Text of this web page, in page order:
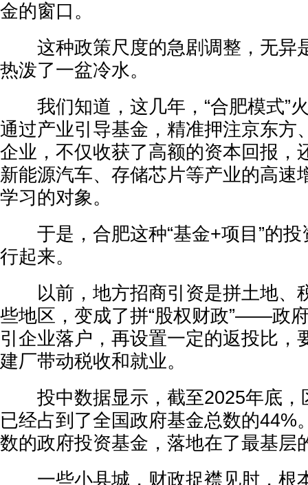
金的窗口。
这种政策尺度的急剧调整，无异
热泼了一盆冷水。
我们知道，这几年，“合肥模式”
通过产业引导基金，精准押注京东方
企业，不仅收获了高额的资本回报，
新能源汽车、存储芯片等产业的高速
学习的对象。
于是，合肥这种“基金+项目”的投
行起来。
以前，地方招商引资是拼土地、
些地区，变成了拼“股权财政”——政
引企业落户，再设置一定的返投比，
建厂带动税收和就业。
投中数据显示，截至2025年底，
已经占到了全国政府基金总数的44%
数的政府投资基金，落地在了最基层
一些小县城，财政捉襟见肘，根